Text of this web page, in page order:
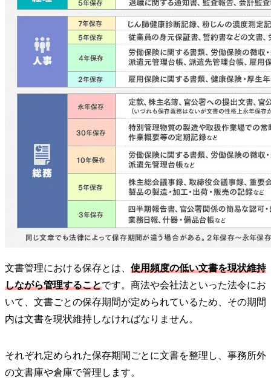
文書管理における保存とは、 使用頻度の低い文書を現状維持
しながら管理することです。商法や会社法といった法令にお
いて、文書ごとの保存期間が定められているため、その期間
内は文書を現状維持しなければなりません。
それぞれ定められた保存期間ごとに文書を整理し、事務所外
の文書庫や倉庫で管理します。